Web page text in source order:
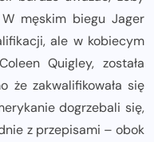
męskim biegu Jager
ale w kobiecym
Quigley, została
że zakwalifikowała się
dogrzebali się,
z przepisami – obok